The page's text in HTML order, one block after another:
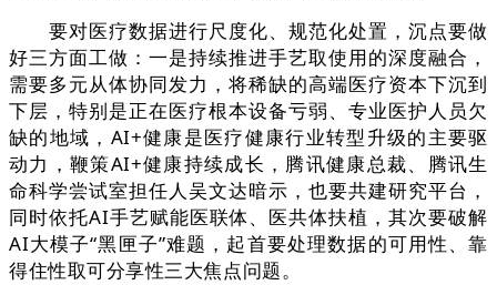
要对医疗数据进行尺度化、规范化处置，沉点要做
好三方面工做：一是持续推进手艺取使用的深度融合，
需要多元从体协同发力，将稀缺的高端医疗资本下沉到
下层，特别是正在医疗根本设备亏弱、专业医护人员欠
缺的地域，AI+健康是医疗健康行业转型升级的主要驱
动力，鞭策AI+健康持续成长，腾讯健康总裁、腾讯生
命科学尝试室担任人吴文达暗示，也要共建研究平台，
同时依托AI手艺赋能医联体、医共体扶植，其次要破解
AI大模子“黑匣子”难题，起首要处理数据的可用性、靠
得住性取可分享性三大焦点问题。